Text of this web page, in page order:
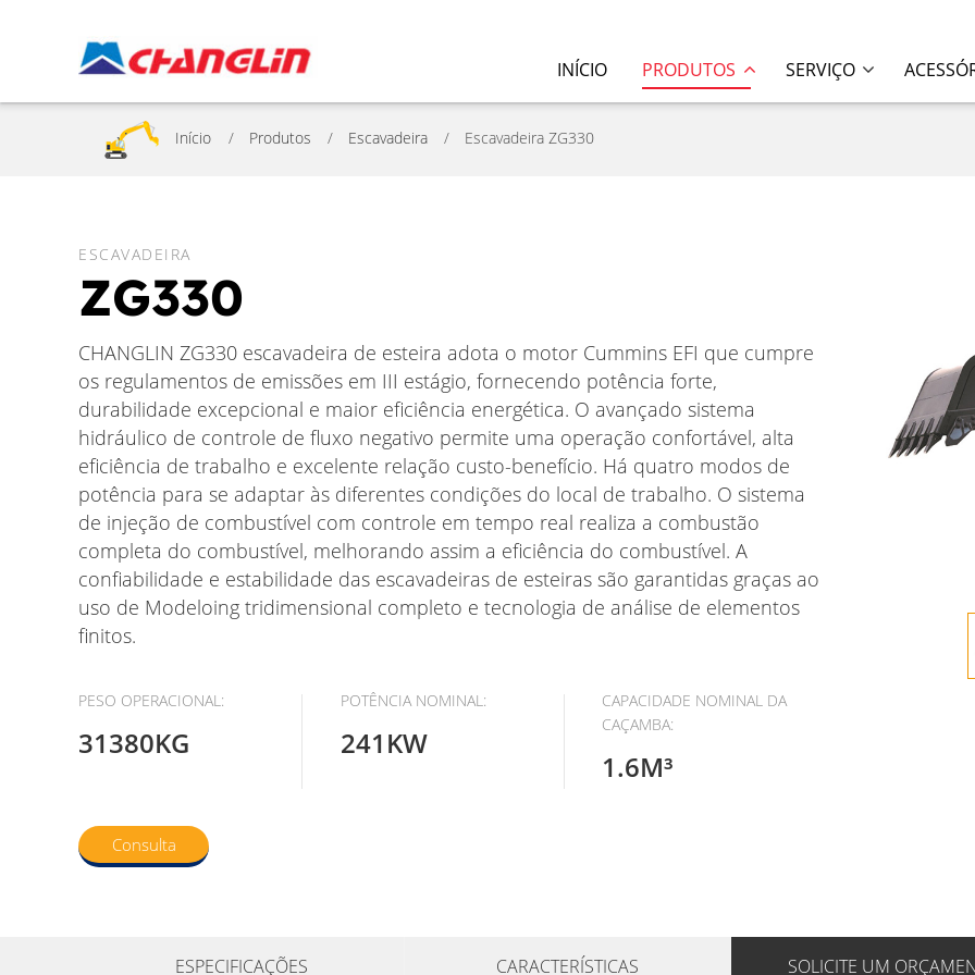
INÍCIO PRODUTOS SERVIÇO
Início Produtos Escavadeira Escavadeira ZG330
ESCAVADEIRA
ZG330
CHANGLIN ZG330 escavadeira de esteira adota o motor Cummins EFI que cumpre
os regulamentos de emissões em III estágio, fornecendo potência forte,
durabilidade excepcional e maior eficiência energética. O avançado sistema
hidráulico de controle de fluxo negativo permite uma operação confortável, alta
eficiência de trabalho e excelente relação custo-benefício. Há quatro modos de
potência para se adaptar às diferentes condições do local de trabalho. O sistema
de injeção de combustível com controle em tempo real realiza a combustão
completa do combustível, melhorando assim a eficiência do combustível. A
confiabilidade e estabilidade das escavadeiras de esteiras são garantidas graças ao
uso de Modeloing tridimensional completo e tecnologia de análise de elementos
finitos.
PESO OPERACIONAL:
31380KG
POTÊNCIA NOMINAL:
241KW
CAPACIDADE NOMINAL DA
CAÇAMBA:
1.6M³
Consulta
ESPECIFICAÇÕES CARACTERÍSTICAS SOLICITE UM